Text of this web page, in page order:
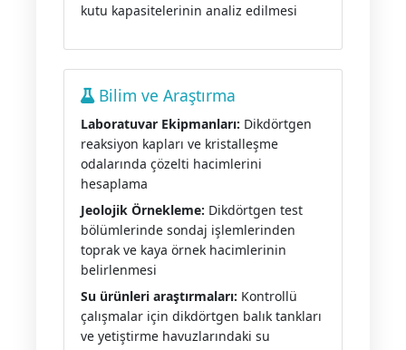
kutu kapasitelerinin analiz edilmesi
Bilim ve Araştırma
Laboratuvar Ekipmanları: Dikdörtgen
reaksiyon kapları ve kristalleşme
odalarında çözelti hacimlerini
hesaplama
Jeolojik Örnekleme: Dikdörtgen test
bölümlerinde sondaj işlemlerinden
toprak ve kaya örnek hacimlerinin
belirlenmesi
Su ürünleri araştırmaları: Kontrollü
çalışmalar için dikdörtgen balık tankları
ve yetiştirme havuzlarındaki su